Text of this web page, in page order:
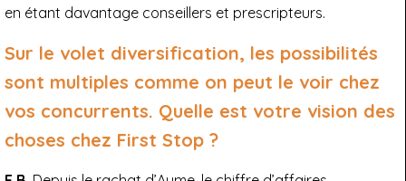
en étant davantage conseillers et prescripteurs.
Sur le volet diversification, les possibilités
sont multiples comme on peut le voir chez
vos concurrents. Quelle est votre vision des
choses chez First Stop ?